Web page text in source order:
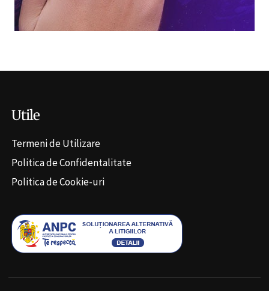
Utile
Termeni de Utilizare
Politica de Confidentalitate
Politica de Cookie-uri